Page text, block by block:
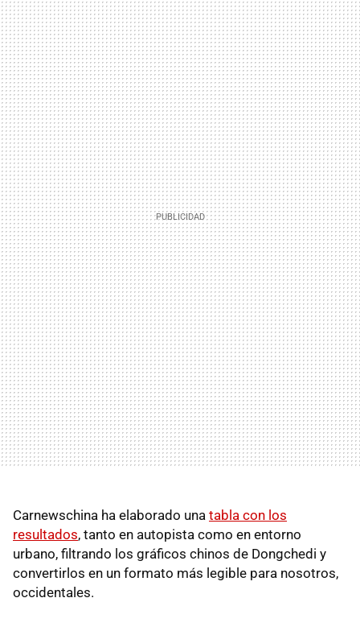
Carnewschina ha elaborado una tabla con los
resultados, tanto en autopista como en entorno
urbano, filtrando los gráficos chinos de Dongchedi y
convertirlos en un formato más legible para nosotros,
occidentales.